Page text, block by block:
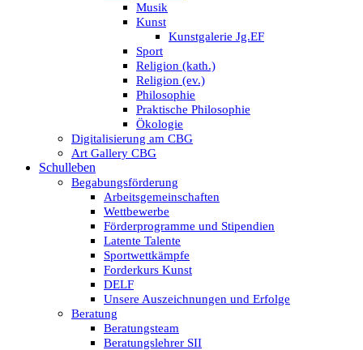
Musik
Kunst
Kunstgalerie Jg.EF
Sport
Religion (kath.)
Religion (ev.)
Philosophie
Praktische Philosophie
Ökologie
Digitalisierung am CBG
Art Gallery CBG
Schulleben
Begabungsförderung
Arbeitsgemeinschaften
Wettbewerbe
Förderprogramme und Stipendien
Latente Talente
Sportwettkämpfe
Forderkurs Kunst
DELF
Unsere Auszeichnungen und Erfolge
Beratung
Beratungsteam
Beratungslehrer SII